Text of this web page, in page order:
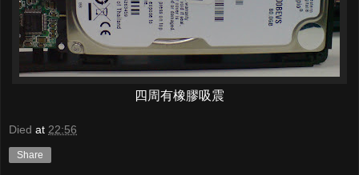
四周有橡膠吸震
Died at 22:56
Share